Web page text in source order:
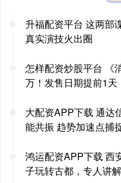
升福配资平台 这两部
真实演技火出圈
怎样配资炒股平台 《
万！发售日期提前1天
大配资APP下载 通达
能共振 趋势加速点捕
鸿运配资APP下载 西
子玩转古都，专人讲